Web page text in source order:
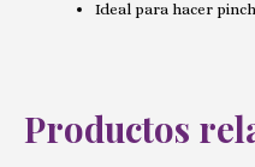
Ideal para hacer
Productos